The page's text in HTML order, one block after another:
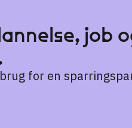
job
for en